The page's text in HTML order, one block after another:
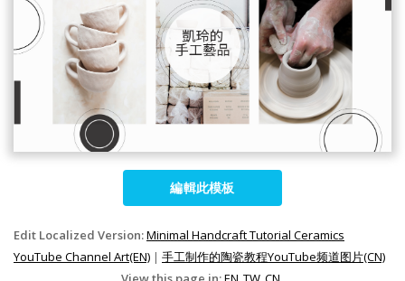
編輯此模板
Edit Localized Version:Minimal Handcraft Tutorial Ceramics
YouTube Channel Art(EN) | 手工制作的陶瓷教程YouTube频道图片(CN)